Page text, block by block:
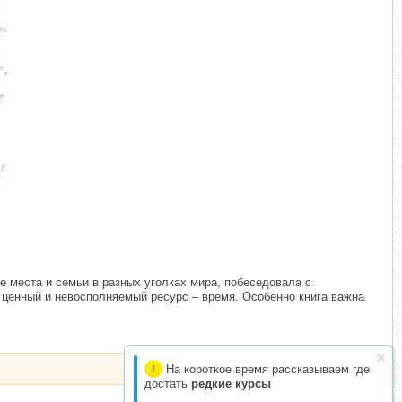
На короткое время рассказываем где
достать редкие курсы
места и семьи в разных уголках мира, побеседовала с
и невосполняемый ресурс – время. Особенно книга важна